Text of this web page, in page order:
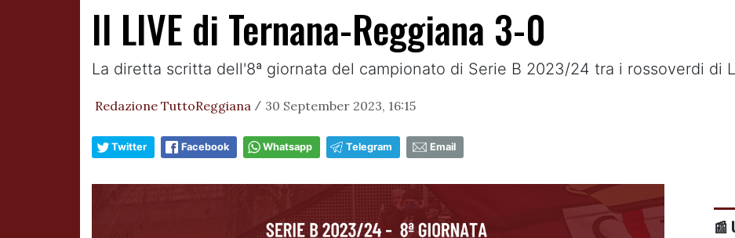
Il LIVE di Ternana-Reggiana 3-0
La diretta scritta dell'8ª giornata del campionato di Serie B 2023/24 tra i rossoverdi di
Redazione TuttoReggiana / 30 September 2023, 16:15
Twitter Facebook Whatsapp Telegram Email
📰